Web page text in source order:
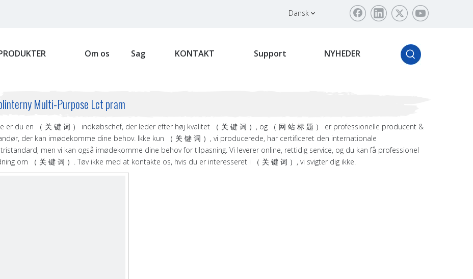
Dansk
Om os Sag KONTAKT Support NYHEDER
Multi-Purpose Lct pram
er du en （ 关 键 词 ） indkøbschef, der leder efter høj kvalitet （ 关 键 词 ）, og （ 网 站 标 题 ） er professionelle producent &
der kan imødekomme dine behov. Ikke kun （ 关 键 词 ）, vi producerede, har certificeret den internationale
men vi kan også imødekomme dine behov for tilpasning. Vi leverer online, rettidig service, og du kan få professionel
om （ 关 键 词 ）. Tøv ikke med at kontakte os, hvis du er interesseret i （ 关 键 词 ）, vi svigter dig ikke.